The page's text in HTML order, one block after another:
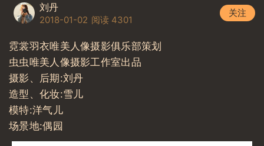
刘丹
2018-01-02 阅读 4301
关注
霓裳羽衣唯美人像摄影俱乐部策划
虫虫唯美人像摄影工作室出品
摄影、后期:刘丹
造型、化妆:雪儿
模特:洋气儿
场景地:偶园